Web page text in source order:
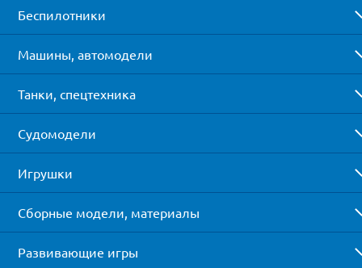
Беспилотники
Машины, автомодели
Танки, спецтехника
Судомодели
Игрушки
Сборные модели, материалы
Развивающие игры